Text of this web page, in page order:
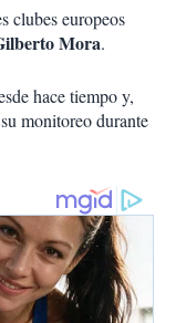
clubes europeos
Mora.
hace tiempo y,
monitoreo durante